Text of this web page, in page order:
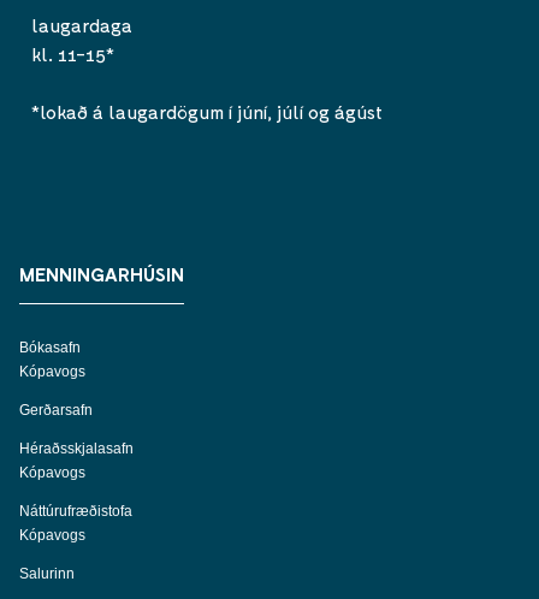
laugardaga
kl. 11-15*
*lokað á laugardögum í júní, júlí og ágúst
MENNINGARHÚSIN
Bókasafn
Kópavogs
Gerðarsafn
Héraðsskjalasafn
Kópavogs
Náttúrufræðistofa
Kópavogs
Salurinn